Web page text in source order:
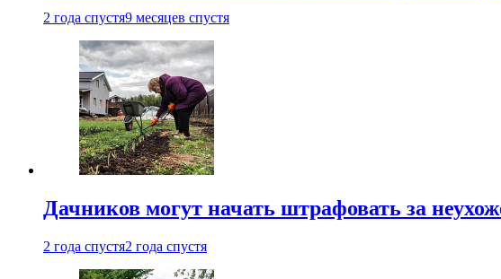
2 года спустя9 месяцев спустя
Дачников могут начать штрафовать за
2 года спустя2 года спустя